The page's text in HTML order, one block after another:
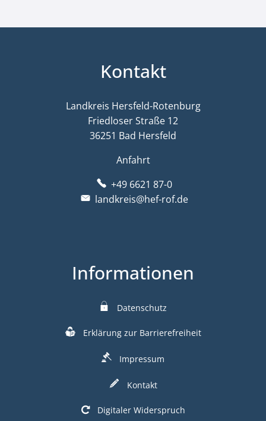
Kontakt
Landkreis Hersfeld-Rotenburg
Friedloser Straße 12
36251 Bad Hersfeld
Anfahrt
+49 6621 87-0
landkreis@hef-rof.de
Informationen
Datenschutz
Erklärung zur Barrierefreiheit
Impressum
Kontakt
Digitaler Widerspruch